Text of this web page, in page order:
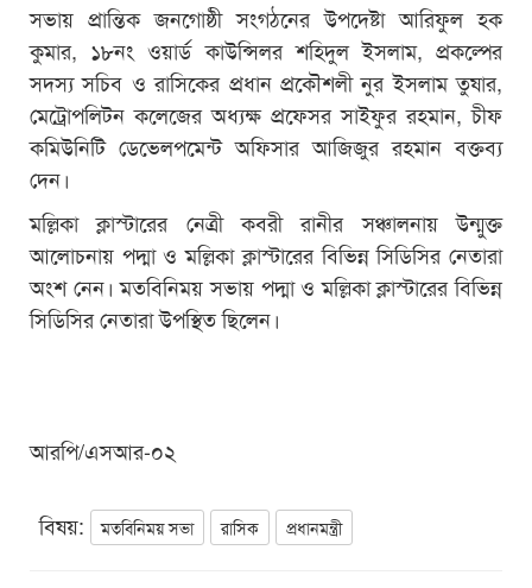
সভায় প্রান্তিক জনগোষ্ঠী সংগঠনের উপদেষ্টা আরিফুল হক
কুমার, ১৮নং ওয়ার্ড কাউন্সিলর শহিদুল ইসলাম, প্রকল্পের
সদস্য সচিব ও রাসিকের প্রধান প্রকৌশলী নুর ইসলাম তুষার,
মেট্রোপলিটন কলেজের অধ্যক্ষ প্রফেসর সাইফুর রহমান, চীফ
কমিউনিটি ডেভেলপমেন্ট অফিসার আজিজুর রহমান বক্তব্য
দেন।
মল্লিকা ক্লাস্টারের নেত্রী কবরী রানীর সঞ্চালনায় উন্মুক্ত
আলোচনায় পদ্মা ও মল্লিকা ক্লাস্টারের বিভিন্ন সিডিসির নেতারা
অংশ নেন। মতবিনিময় সভায় পদ্মা ও মল্লিকা ক্লাস্টারের বিভিন্ন
সিডিসির নেতারা উপস্থিত ছিলেন।
আরপি/এসআর-০২
বিষয়: মতবিনিময় সভা রাসিক প্রধানমন্ত্রী